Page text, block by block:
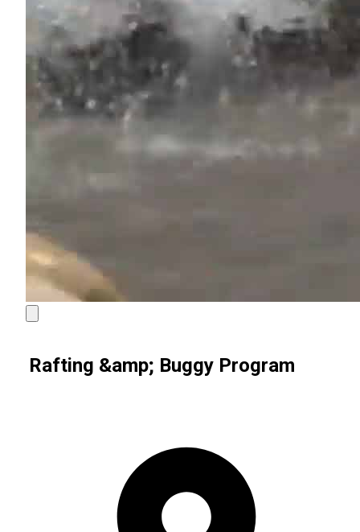
Rafting &amp; Buggy Program